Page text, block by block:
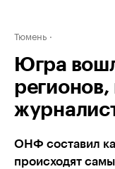
Тюмень
Югра
регионов,
ОНФ составил
происходят